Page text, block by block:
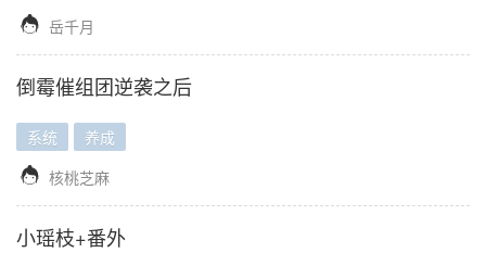
 岳千月
倒霉催组团逆袭之后
系统 养成
 核桃芝麻
小瑶枝+番外